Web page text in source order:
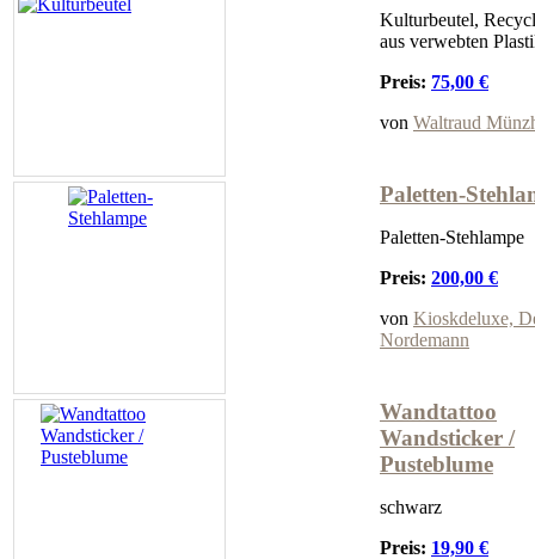
Kulturbeutel,
aus verwebten
Preis: 75,00 €
von Waltraud
Paletten-
Paletten-Stehlampe
Preis: 200,00 €
von Kioskdeluxe,
Nordemann
Wandtattoo
Wandsticker /
Pusteblume
schwarz
Preis: 19,90 €